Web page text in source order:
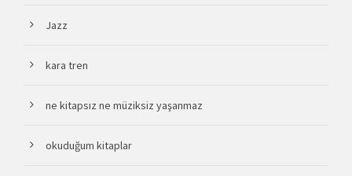
Jazz
kara tren
ne kitapsız ne müziksiz yaşanmaz
okuduğum kitaplar